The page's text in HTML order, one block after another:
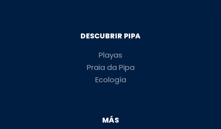
DESCUBRIR PIPA
Playas
Praia da Pipa
Ecología
MÁS